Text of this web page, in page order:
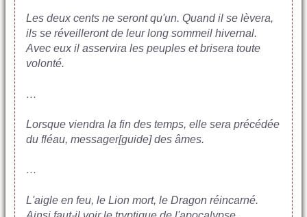
Les deux cents ne seront qu'un. Quand il se lèvera,
ils se réveilleront de leur long sommeil hivernal.
Avec eux il asservira les peuples et brisera toute
volonté.
…
Lorsque viendra la fin des temps, elle sera précédée
du fléau, messager[guide] des âmes.
…
L'aigle en feu, le Lion mort, le Dragon réincarné.